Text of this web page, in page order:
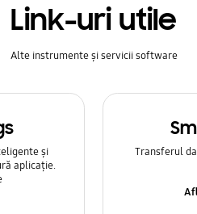
Link-uri utile
Alte instrumente și servicii software
și
aplicație.
Transferul